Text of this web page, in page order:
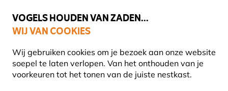
VOGELS HOUDEN VAN ZADEN...
WIJ VAN COOKIES
Wij gebruiken cookies om je bezoek aan onze website
soepel te laten verlopen. Van het onthouden van je
voorkeuren tot het tonen van de juiste nestkast.
Uitstekend beoordeeld in 11 landen
Gratis thuisbezorgd vanaf €49